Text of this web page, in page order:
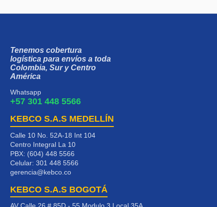
Tenemos cobertura
logística para envíos a toda
Colombia, Sur y Centro
América
Whatsapp
+57 301 448 5566
KEBCO S.A.S MEDELLÍN
Calle 10 No. 52A-18 Int 104
Centro Integral La 10
PBX: (604) 448 5566
Celular: 301 448 5566
gerencia@kebco.co
KEBCO S.A.S BOGOTÁ